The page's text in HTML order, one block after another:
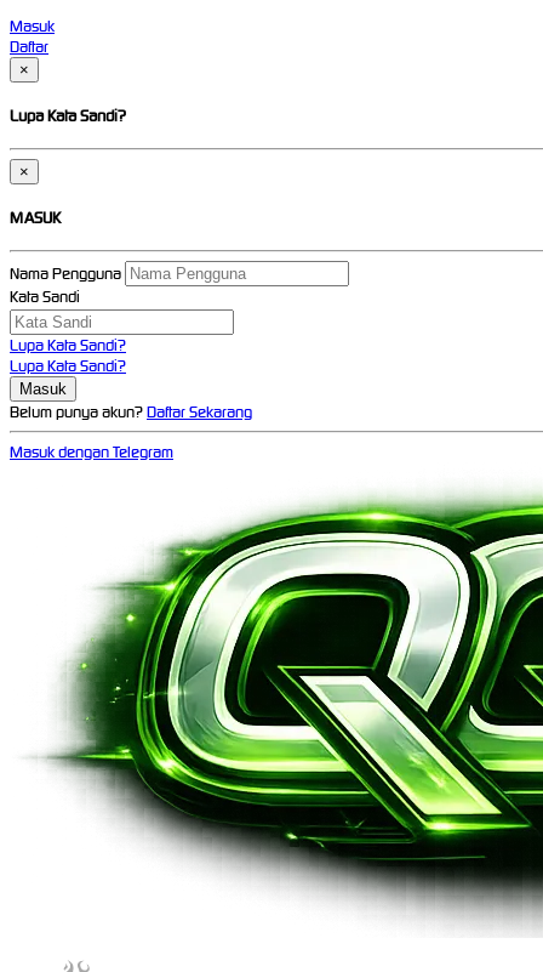
Masuk
Daftar
×
Lupa Kata Sandi?
×
MASUK
Nama Pengguna
Kata Sandi
Lupa Kata Sandi?
Lupa Kata Sandi?
Belum punya akun?Daftar Sekarang
Masuk dengan Telegram